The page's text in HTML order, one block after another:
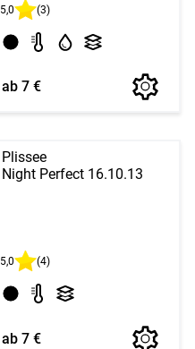
5,0 (3)
ab 7 €
Plissee
Night Perfect 16.10.13
5,0 (4)
ab 7 €